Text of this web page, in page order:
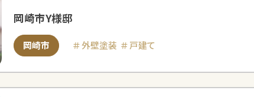
岡崎市Y様邸
岡崎市 外壁塗装 戸建て